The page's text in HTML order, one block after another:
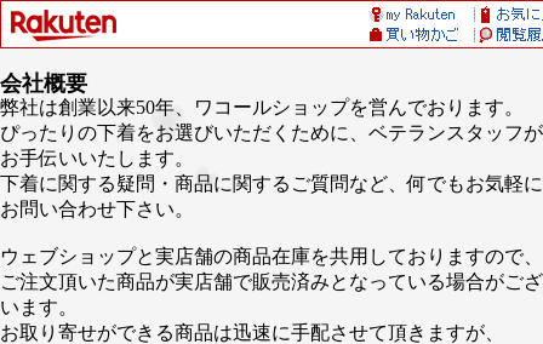
会社概要
弊社は創業以来50年、ワコールショップを営んでおります。
ぴったりの下着をお選びいただくために、ベテランスタッフが
お手伝いいたします。
下着に関する疑問・商品に関するご質問など、何でもお気軽に
お問い合わせ下さい。
ウェブショップと実店舗の商品在庫を共用しておりますので、
ご注文頂いた商品が実店舗で販売済みとなっている場合がござ
います。
お取り寄せができる商品は迅速に手配させて頂きますが、